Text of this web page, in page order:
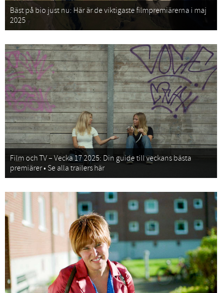
Bäst på bio just nu: Här är de viktigaste filmpremiärerna i maj
2025
Film och TV – Vecka 17 2025: Din guide till veckans bästa
premiärer • Se alla trailers här